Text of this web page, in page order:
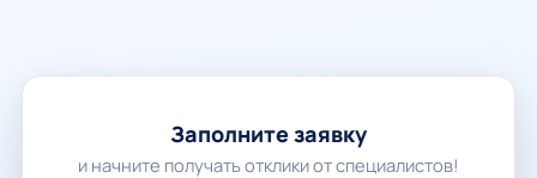
Заполните заявку
и начните получать отклики от специалистов!